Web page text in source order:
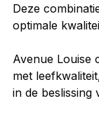
Deze
optimale
Avenue Louise
met
in de beslissing